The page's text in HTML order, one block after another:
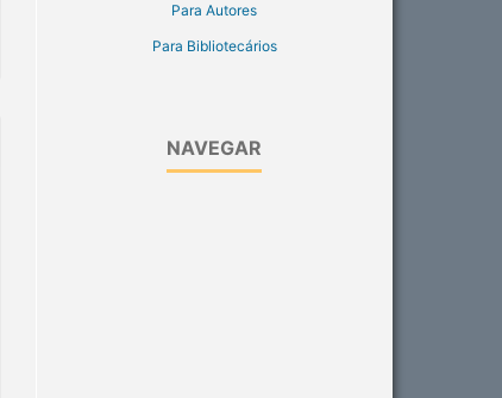
Para Autores
Para Bibliotecários
NAVEGAR